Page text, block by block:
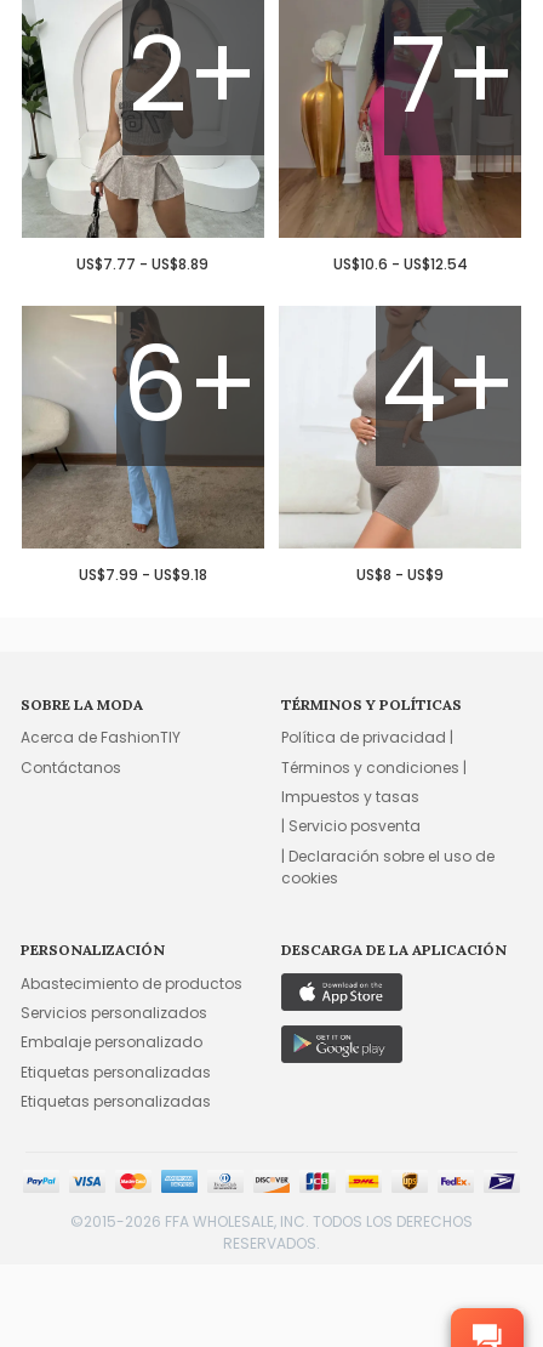
2+
US$7.77 - US$8.89
7+
US$10.6 - US$12.54
6+
US$7.99 - US$9.18
4+
US$8 - US$9
SOBRE LA MODA
Acerca de FashionTIY
Contáctanos
TÉRMINOS Y POLÍTICAS
Política de privacidad |
Términos y condiciones |
Impuestos y tasas
| Servicio posventa
| Declaración sobre el uso de
cookies
PERSONALIZACIÓN
Abastecimiento de productos
Servicios personalizados
Embalaje personalizado
Etiquetas personalizadas
Etiquetas personalizadas
DESCARGA DE LA APLICACIÓN
©2015-2026 FFA WHOLESALE, INC. TODOS LOS DERECHOS
RESERVADOS.